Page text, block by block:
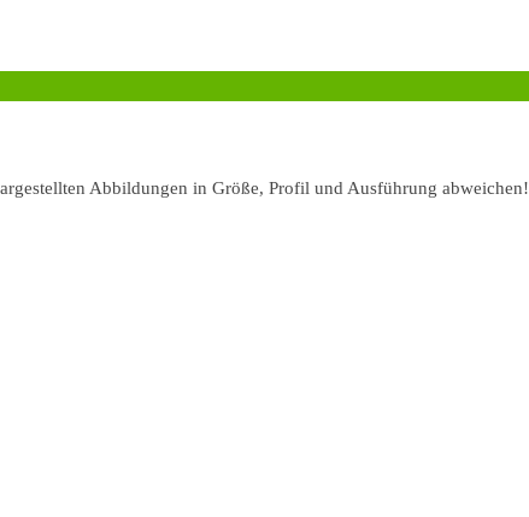
Abbildungen in Größe, Profil und Ausführung abweichen!